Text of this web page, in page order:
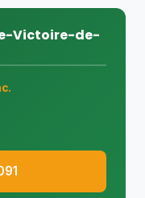
Victoire-de-